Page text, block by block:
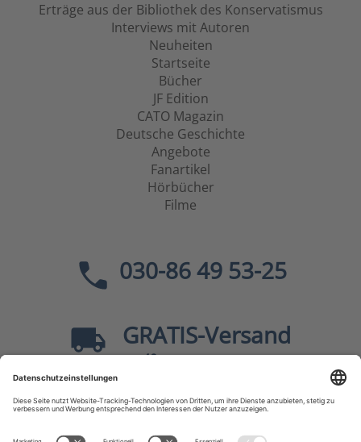
Erträge aus der Bibliothek des Konservatismus
Interviews mit Autoren
Neuheiten
Startseite
Bücher
JF Edition
CATO Magazin
Deutsche Geschichte
Angebote
Fanartikel
Hörbücher
Filme
030-86 49 53-25
GRATIS-Versand
40
Sicher dank SSL